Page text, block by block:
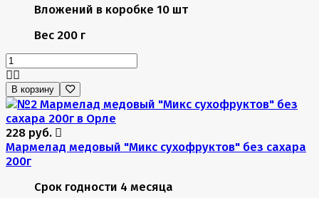
Вложений в коробке 10 шт
Вес 200 г
В корзину
228 руб.
Мармелад медовый "Микс сухофруктов" без сахара
200г
Срок годности 4 месяца